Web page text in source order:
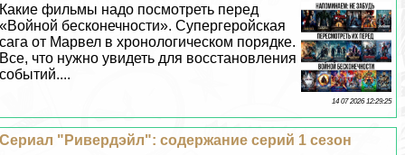
Какие фильмы надо посмотреть перед
«Войной бесконечности». Супергеройская
сага от Марвел в хронологическом порядке.
Все, что нужно увидеть для восстановления
событий....
14 07 2026 12:29:25
Сериал "Ривердэйл": содержание серий 1 сезон